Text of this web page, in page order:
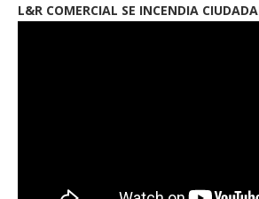
L&R COMERCIAL SE INCENDIA